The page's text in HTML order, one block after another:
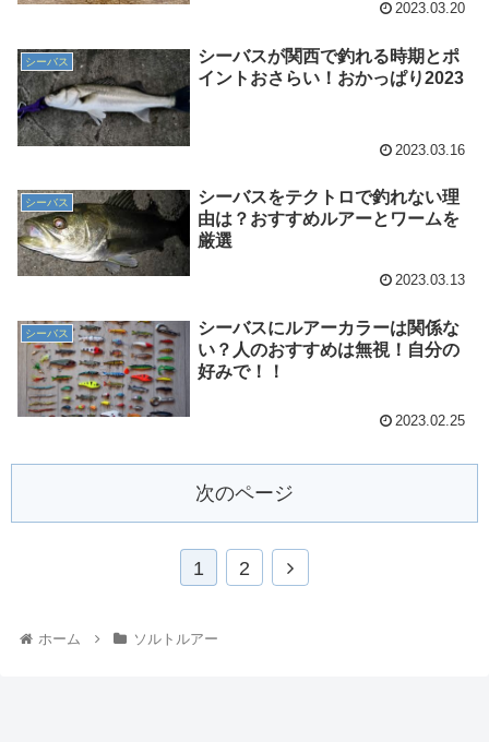
2023.03.20
シーバス
シーバスが関西で釣れる時期とポ
イントおさらい！おかっぱり2023
2023.03.16
シーバス
シーバスをテクトロで釣れない理
由は？おすすめルアーとワームを
厳選
2023.03.13
シーバス
シーバスにルアーカラーは関係な
い？人のおすすめは無視！自分の
好みで！！
2023.02.25
次のページ
1 2
ホーム ソルトルアー